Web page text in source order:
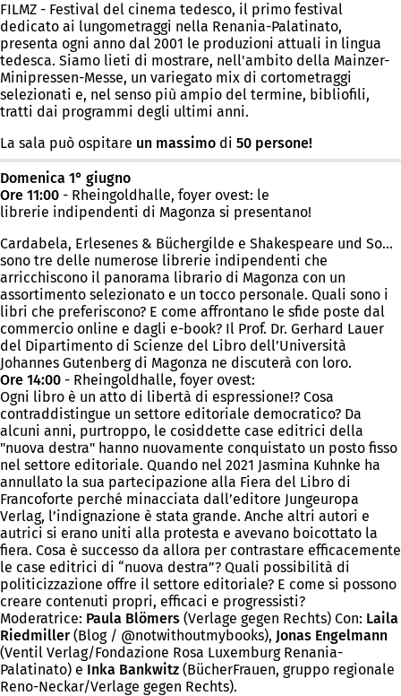
FILMZ - Festival del cinema tedesco, il primo festival
dedicato ai lungometraggi nella Renania-Palatinato,
presenta ogni anno dal 2001 le produzioni attuali in lingua
tedesca. Siamo lieti di mostrare, nell'ambito della Mainzer-
Minipressen-Messe, un variegato mix di cortometraggi
selezionati e, nel senso più ampio del termine, bibliofili,
tratti dai programmi degli ultimi anni.
La sala può ospitare un massimo di 50 persone!
Domenica 1° giugno
Ore 11:00 - Rheingoldhalle, foyer ovest: le
librerie indipendenti di Magonza si presentano!
Cardabela, Erlesenes & Büchergilde e Shakespeare und So…
sono tre delle numerose librerie indipendenti che
arricchiscono il panorama librario di Magonza con un
assortimento selezionato e un tocco personale. Quali sono i
libri che preferiscono? E come affrontano le sfide poste dal
commercio online e dagli e-book? Il Prof. Dr. Gerhard Lauer
del Dipartimento di Scienze del Libro dell’Università
Johannes Gutenberg di Magonza ne discuterà con loro.
Ore 14:00 - Rheingoldhalle, foyer ovest:
Ogni libro è un atto di libertà di espressione!? Cosa
contraddistingue un settore editoriale democratico? Da
alcuni anni, purtroppo, le cosiddette case editrici della
"nuova destra" hanno nuovamente conquistato un posto fisso
nel settore editoriale. Quando nel 2021 Jasmina Kuhnke ha
annullato la sua partecipazione alla Fiera del Libro di
Francoforte perché minacciata dall’editore Jungeuropa
Verlag, l’indignazione è stata grande. Anche altri autori e
autrici si erano uniti alla protesta e avevano boicottato la
fiera. Cosa è successo da allora per contrastare efficacemente
le case editrici di “nuova destra”? Quali possibilità di
politicizzazione offre il settore editoriale? E come si possono
creare contenuti propri, efficaci e progressisti?
Moderatrice: Paula Blömers (Verlage gegen Rechts) Con: Laila
Riedmiller(Blog / @notwithoutmybooks), Jonas Engelmann
(Ventil Verlag/Fondazione Rosa Luxemburg Renania-
Palatinato) e Inka Bankwitz (BücherFrauen, gruppo regionale
Reno-Neckar/Verlage gegen Rechts).